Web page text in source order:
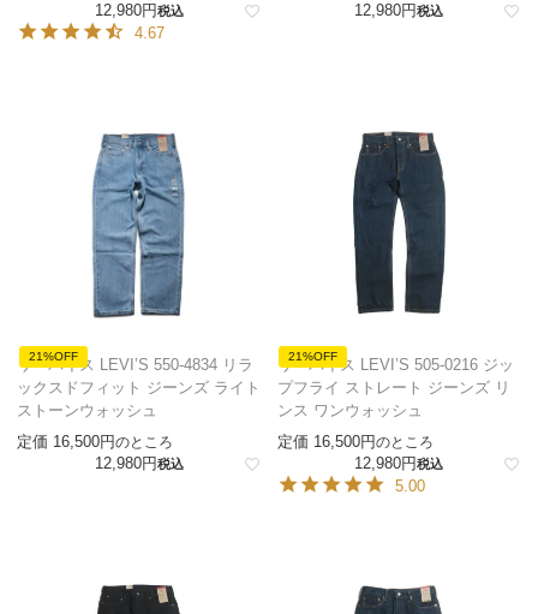
12,980 税込
4.67
12,980 税込
21%OFF
リーバイス LEVI’S 550-4834 リラ
ックスドフィット ジーンズ ライト
ストーンウォッシュ
定価 16,500 のところ
12,980 税込
21%OFF
リーバイス LEVI’S 505-0216 ジッ
プフライ ストレート ジーンズ リ
ンス ワンウォッシュ
定価 16,500 のところ
12,980 税込
5.00